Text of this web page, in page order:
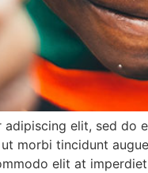
elit, sed
morbi tincidunt
elit at